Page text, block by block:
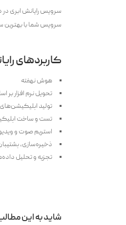
سرویس رایانش ابری در
سرویس شما با بهترین
کاربرد‌های
هوش نهفت‍ه
تحویل نرم افزار بر
تولید
تست و ساخت
استریم صوت و
ذخیره‌سازی،
تجزیه و تحلیل
شاید به این